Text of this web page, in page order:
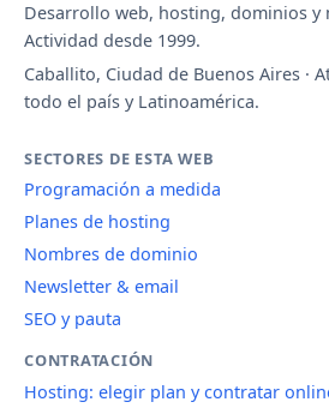
Desarrollo web, hosting, dominios
Actividad desde 1999.
Caballito, Ciudad de Buenos Aires ·
todo el país y Latinoamérica.
SECTORES DE ESTA WEB
Programación a medida
Planes de hosting
Nombres de dominio
Newsletter & email
SEO y pauta
CONTRATACIÓN
Hosting: elegir plan y contratar